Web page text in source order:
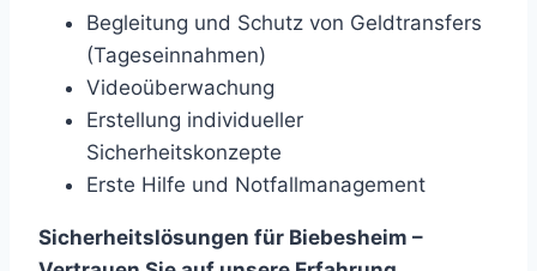
Begleitung und Schutz von Geldtransfers
(Tageseinnahmen)
Videoüberwachung
Erstellung individueller
Sicherheitskonzepte
Erste Hilfe und Notfallmanagement
Sicherheitslösungen für Biebesheim –